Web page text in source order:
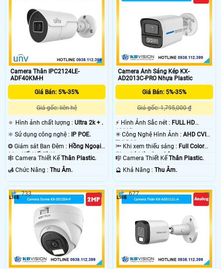
Camera Thân IPC2124LE-
ADF40KM-H
Giá Bán: 5%-35%
Giá gốc: liên hệ
🔅 Hình ảnh chất lượng : Ultra 2k + .
⚛️ Sử dụng công nghệ : IP POE.
❂ Giám sát Ban Đêm : Hồng Ngoại
30m Kết Nối Từ Xa.
🕸️ Camera Thiết KếThân Plastic.
️🛃 Chức Năng : Thu Âm.
Camera Ánh Sáng Kép KX-
AD2013C-PRO Nhựa Plastic
Giá Bán: 5%-35%
Giá gốc: 1,795,000 ₫
️⚡ Hình Ảnh Sắc nét : FULL HD
1080P .
✳️ Công Nghệ Hình Ảnh :AHD CVI
TVI BCS.
🔦 Khi xem thiếu sáng : Full Color
50m Có Màu Ban Ðêm.
🎼️ Camera Thiết KếThân Plastic.
️🔮 Khả Năng :Thu Âm.
733 677